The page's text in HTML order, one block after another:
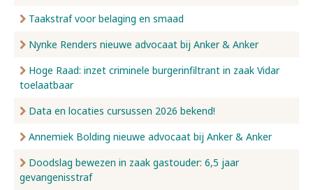
Taakstraf voor belaging en smaad
Nynke Renders nieuwe advocaat bij Anker & Anker
Hoge Raad: inzet criminele burgerinfiltrant in zaak Vidar
toelaatbaar
Data en locaties cursussen 2026 bekend!
Annemiek Bolding nieuwe advocaat bij Anker & Anker
Doodslag bewezen in zaak gastouder: 6,5 jaar
gevangenisstraf